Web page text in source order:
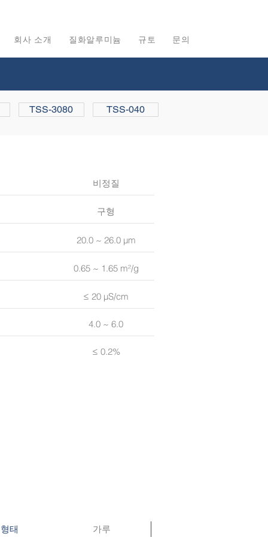
회사 소개 질화알루미늄 규토 문의
TSS-3080 TSS-040
비정질
구형
20.0 ~ 26.0 µm
0.65 ~ 1.65 m²/g
≤ 20 µS/cm
4.0 ~ 6.0
≤ 0.2%
가루
형태